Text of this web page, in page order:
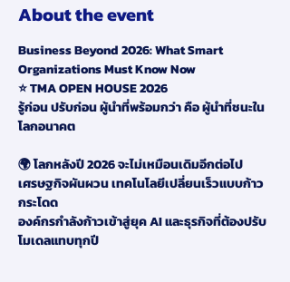
About the event
Business Beyond 2026: What Smart
Organizations Must Know Now
⭐ TMA OPEN HOUSE 2026
รู้ก่อน ปรับก่อน ผู้นำที่พร้อมกว่า คือ ผู้นำที่ชนะใน
โลกอนาคต
🌍 โลกหลังปี 2026 จะไม่เหมือนเดิมอีกต่อไป
เศรษฐกิจผันผวน เทคโนโลยีเปลี่ยนเร็วแบบก้าว
กระโดด
องค์กรกำลังก้าวเข้าสู่ยุค AI และธุรกิจที่ต้องปรับ
โมเดลแทบทุกปี